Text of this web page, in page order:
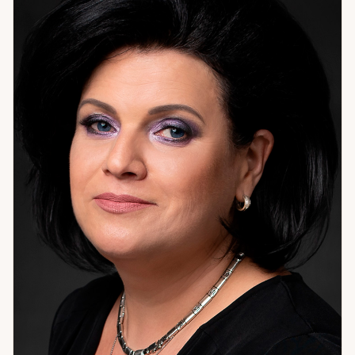
уверенности: знают, где искать опору, что делать и куда
двигаться. Если жизнь остановилась — это сигнал. Пора
разобраться.